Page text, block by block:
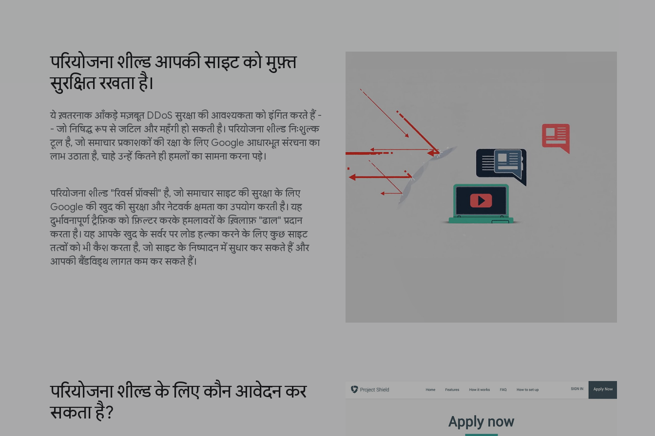
परियोजना शील्ड आपकी साइट को मुफ़्त
सुरक्षित रखता है।
ये ख़तरनाक आँकड़े मज़बूत DDoS सुरक्षा की आवश्यकता को इंगित करते हैं -
- जो निषिद्ध रूप से जटिल और महँगी हो सकती है। परियोजना शील्ड निःशुल्क
टूल है, जो समाचार प्रकाशकों की रक्षा के लिए Google आधारभूत संरचना का
लाभ उठाता है, चाहे उन्हें कितने ही हमलों का सामना करना पड़े।
परियोजना शील्ड "रिवर्स प्रॉक्सी" है, जो समाचार साइट की सुरक्षा के लिए
Google की खुद की सुरक्षा और नेटवर्क क्षमता का उपयोग करती है। यह
दुर्भावनापूर्ण ट्रैफ़िक को फ़िल्टर करके हमलावरों के ख़िलाफ़ "ढाल" प्रदान
करता है। यह आपके खुद के सर्वर पर लोड हल्का करने के लिए कुछ साइट
तत्वों को भी कैश करता है, जो साइट के निष्पादन में सुधार कर सकते हैं और
आपकी बैंडविड्थ लागत कम कर सकते हैं।
परियोजना शील्ड के लिए कौन आवेदन कर
सकता है?